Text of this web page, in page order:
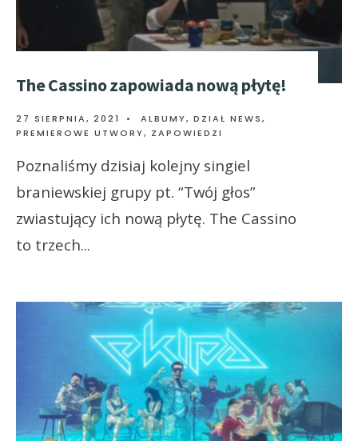
The Cassino zapowiada nową płytę!
27 SIERPNIA, 2021 • ALBUMY, DZIAŁ NEWS,
PREMIEROWE UTWORY, ZAPOWIEDZI
Poznaliśmy dzisiaj kolejny singiel
braniewskiej grupy pt. “Twój głos”
zwiastujący ich nową płytę. The Cassino
to trzech...